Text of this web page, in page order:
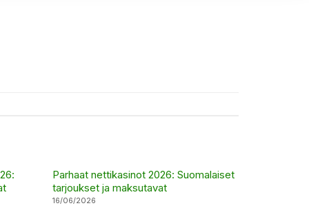
Parhaat nettikasinot 2026: Suomalaiset
tarjoukset ja maksutavat
16/06/2026